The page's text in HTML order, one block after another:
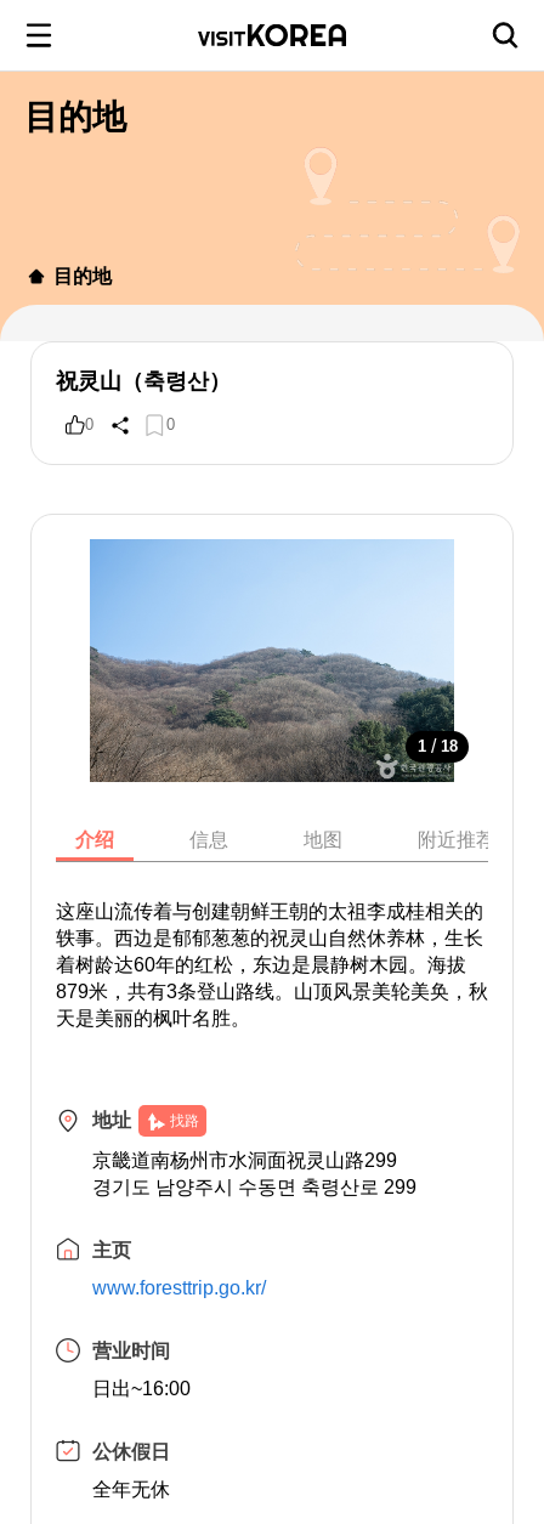
目的地
目的地
祝灵山（축령산）
0 0
1 / 18
介绍 信息 地图 附近推荐景点
这座山流传着与创建朝鲜王朝的太祖李成桂相关的
轶事。西边是郁郁葱葱的祝灵山自然休养林，生长
着树龄达60年的红松，东边是晨静树木园。海拔
879米，共有3条登山路线。山顶风景美轮美奂，秋
天是美丽的枫叶名胜。
地址 找路
京畿道南杨州市水洞面祝灵山路299
경기도 남양주시 수동면 축령산로 299
主页
www.foresttrip.go.kr/
营业时间
日出~16:00
公休假日
全年无休